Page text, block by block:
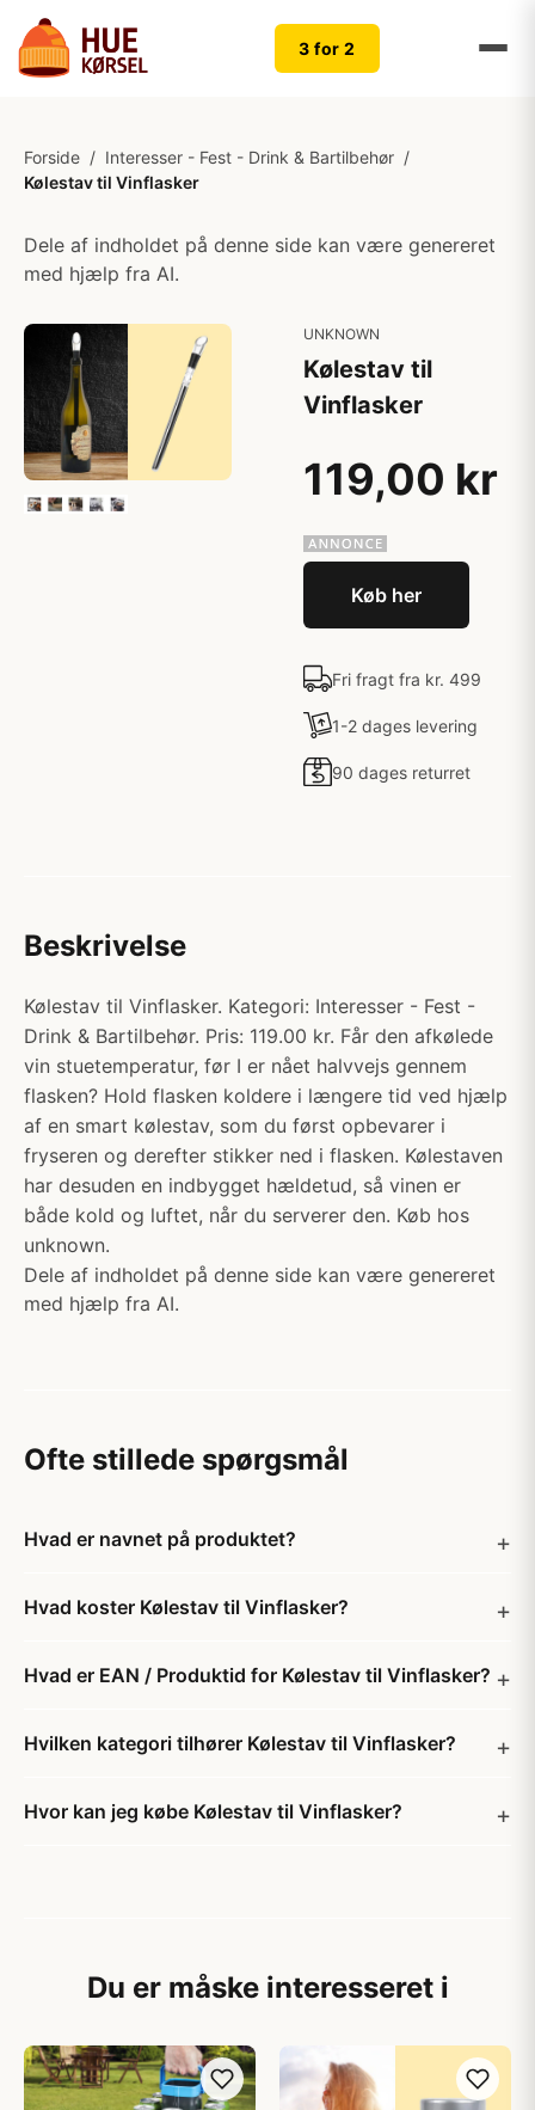
3 for 2
Forside / Interesser - Fest - Drink & Bartilbehør /
Kølestav til Vinflasker
Dele af indholdet på denne side kan være genereret
med hjælp fra AI.
UNKNOWN
Kølestav til
Vinflasker
119,00 kr
Køb her
Fri fragt fra kr. 499
1-2 dages levering
90 dages returret
Beskrivelse
Kølestav til Vinflasker. Kategori: Interesser - Fest -
Drink & Bartilbehør. Pris: 119.00 kr. Får den afkølede
vin stuetemperatur, før I er nået halvvejs gennem
flasken? Hold flasken koldere i længere tid ved hjælp
af en smart kølestav, som du først opbevarer i
fryseren og derefter stikker ned i flasken. Kølestaven
har desuden en indbygget hældetud, så vinen er
både kold og luftet, når du serverer den. Køb hos
unknown.
Dele af indholdet på denne side kan være genereret
med hjælp fra AI.
Ofte stillede spørgsmål
Hvad er navnet på produktet?
Hvad koster Kølestav til Vinflasker?
Hvad er EAN / Produktid for Kølestav til Vinflasker?
Hvilken kategori tilhører Kølestav til Vinflasker?
Hvor kan jeg købe Kølestav til Vinflasker?
Du er måske interesseret i